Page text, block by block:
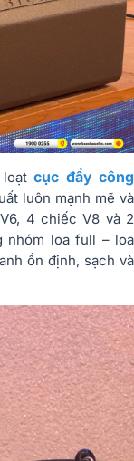
loạtcục đẩy công
luôn mạnh mẽ và
4 chiếc V8 và 2
nhóm loa full – loa
ổn định, sạch và